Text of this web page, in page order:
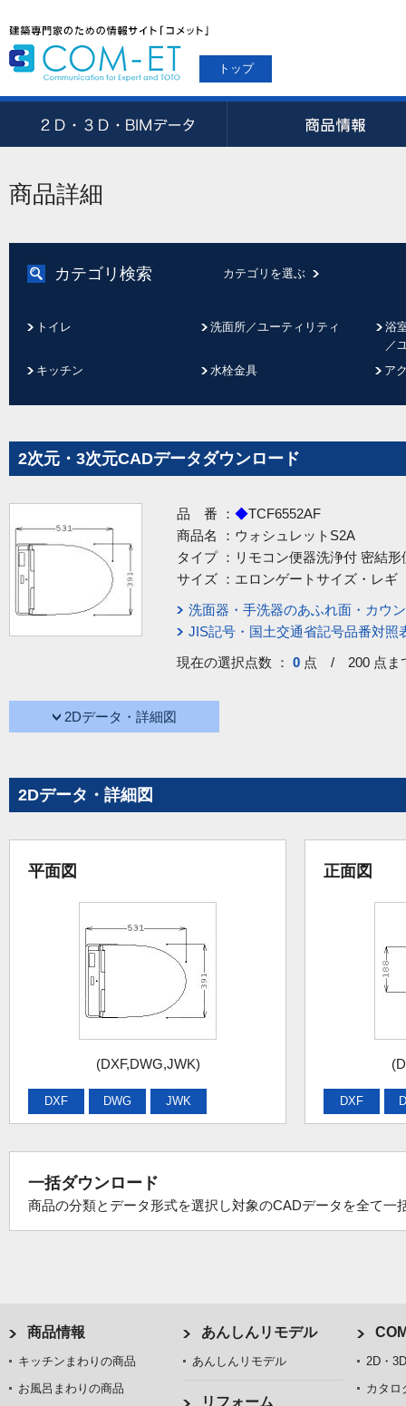
トップ
商品詳細
カテゴリ検索 カテゴリを選ぶ
トイレ 洗面所／ユーティリティ
浴
／
キッチン
水栓金具 ア
2次元・3次元CADデータダウンロード
品 番 ： ◆TCF6552AF
商品名 ： ウォシュレットS2A
タイプ ： リモコン便器洗浄付 密結
サイズ ： エロンゲートサイズ・レギ
洗面器・手洗器のあふれ面・カウ
JIS記号・国土交通省記号品番対照
現在の選択点数 ： 0 点 / 200 点ま
2Dデータ・詳細図
2Dデータ・詳細図
平面図
(DXF,DWG,JWK)
DXF DWG JWK
正面図
DXF
一括ダウンロード
商品の分類とデータ形式を選択し対象のCADデータを全て一
商品情報
キッチンまわりの商品
お風呂まわりの商品
あんしんリモデル
あんしんリモデル
リフォーム
2D・
カタロ